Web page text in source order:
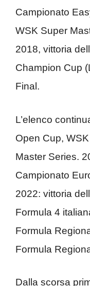
Campionato
WSK Super
2018, vittoria
Champion Cup
Final.
L’elenco
Open Cup,
Master Series.
Campionato
2022: vittoria
Formula 4
Formula
Formula
Dalla scorsa